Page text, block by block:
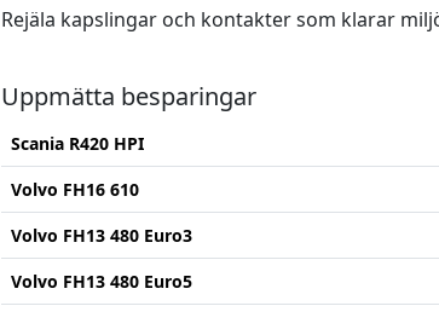
Rejäla kapslingar och kontakter som klarar
Uppmätta besparingar
Scania R420 HPI
Volvo FH16 610
Volvo FH13 480 Euro3
Volvo FH13 480 Euro5